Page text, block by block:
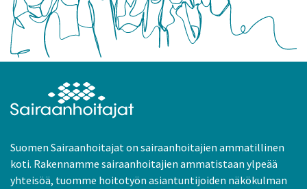
Suomen Sairaanhoitajat on sairaanhoitajien ammatillinen
koti. Rakennamme sairaanhoitajien ammatistaan ylpeää
yhteisöä, tuomme hoitotyön asiantuntijoiden näkökulman